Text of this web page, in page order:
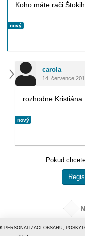
Koho máte rači
nový
carola
14. července
rozhodne Kristiána
nový
Pokud
K PERSONALIZACI OBSAHU,